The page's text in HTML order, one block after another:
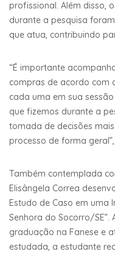
profissional. Além disso,
durante a pesquisa
que atua, contribuindo
“É importante
compras de acordo com
cada uma em sua
que fizemos durante a
tomada de decisões
processo de forma
Também contemplada
Elisângela Correa
Estudo de Caso em uma
Senhora do Socorro/
graduação na Fanese e
estudada, a estudante